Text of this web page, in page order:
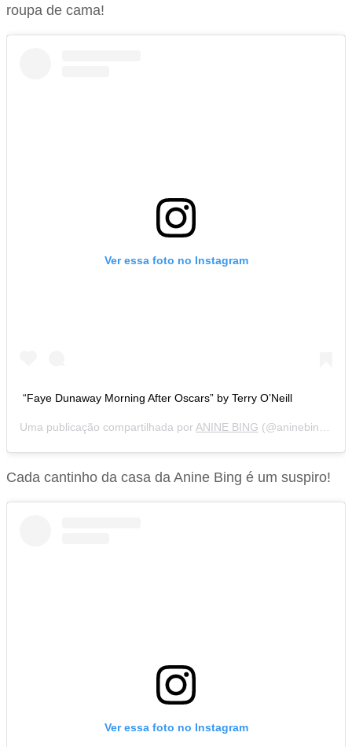
roupa de cama!
Ver essa foto no Instagram
“Faye Dunaway Morning After Oscars” by Terry O’Neill
Uma publicação compartilhada por ANINE BING (@aninebing) em
Cada cantinho da casa da Anine Bing é um suspiro!
Ver essa foto no Instagram